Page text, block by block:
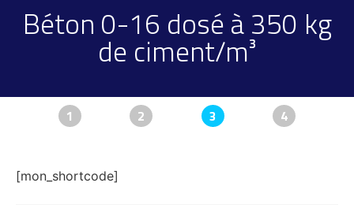
Béton 0-16 dosé à 350 kg
de ciment/m³
1 2 3 4
[mon_shortcode]